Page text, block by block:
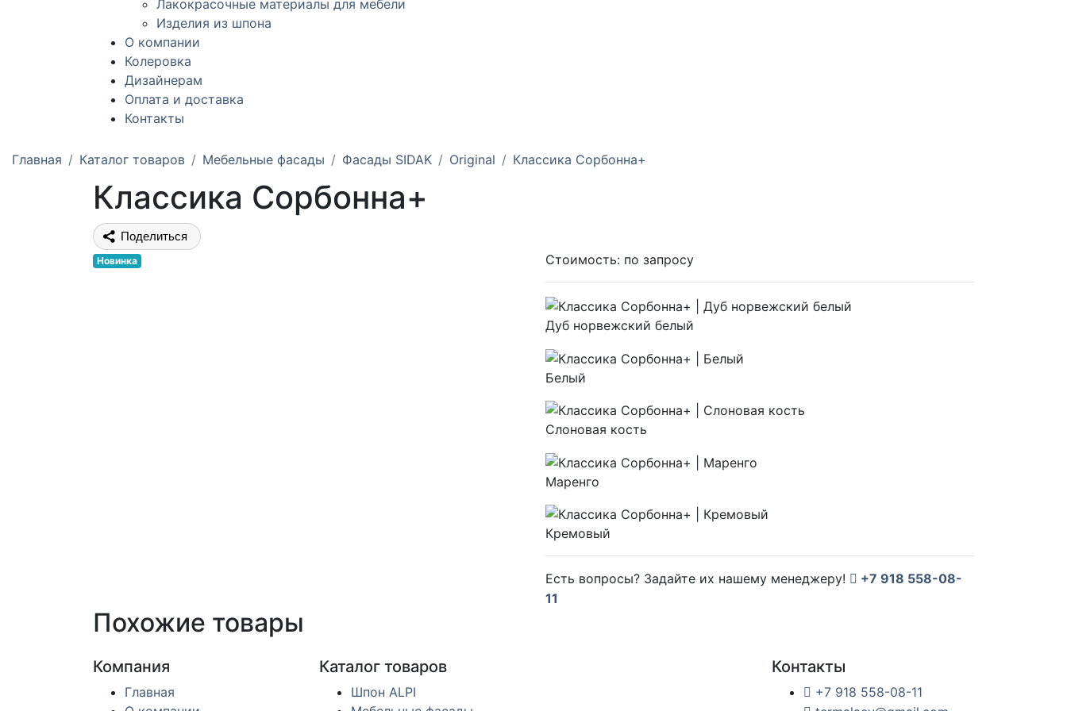
Лакокрасочные материалы для мебели
Изделия из шпона
О компании
Колеровка
Дизайнерам
Оплата и доставка
Контакты
Главная Каталог товаров Мебельные фасады Фасады SIDAK Original Классика Сорбонна+
Классика Сорбонна+
Поделиться
Новинка Стоимость: по запросу
Дуб норвежский белый
Белый
Слоновая кость
Маренго
Кремовый
Есть вопросы? Задайте их нашему менеджеру!
+7 918 558-08-
11
Похожие товары
Компания
Главная
Каталог товаров
Шпон ALPI
Контакты
+7 918 558-08-11